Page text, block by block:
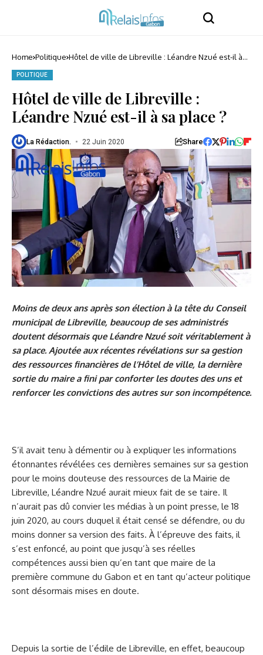
Home Politique Hôtel de ville de Libreville : Léandre Nzué est-il à
POLITIQUE
Hôtel de ville de Libreville :
Léandre Nzué est-il à sa place ?
La Rédaction. 22 Juin 2020 Share
Moins de deux ans après son élection à la tête du Conseil
municipal de Libreville, beaucoup de ses administrés
doutent désormais que Léandre Nzué soit véritablement à
sa place. Ajoutée aux récentes révélations sur sa gestion
des ressources financières de l’Hôtel de ville, la dernière
sortie du maire a fini par conforter les doutes des uns et
renforcer les convictions des autres sur son incompétence.
S’il avait tenu à démentir ou à expliquer les informations
étonnantes révélées ces dernières semaines sur sa gestion
pour le moins douteuse des ressources de la Mairie de
Libreville, Léandre Nzué aurait mieux fait de se taire. Il
n’aurait pas dû convier les médias à un point presse, le 18
juin 2020, au cours duquel il était censé se défendre, ou du
moins donner sa version des faits. À l’épreuve des faits, il
s’est enfoncé, au point que jusqu’à ses réelles
compétences aussi bien qu’en tant que maire de la
première commune du Gabon et en tant qu’acteur politique
sont désormais mises en doute.
Depuis la sortie de l’édile de Libreville, en effet, beaucoup